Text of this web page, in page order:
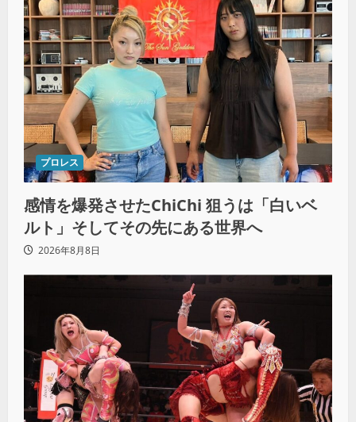
プロレス
感情を爆発させたChiChi 狙うは「白いベ
ルト」そしてその先にある世界へ
2026年8月8日